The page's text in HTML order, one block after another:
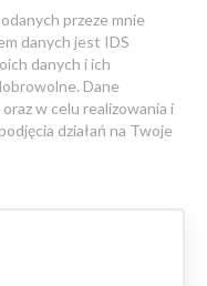
przeze mnie
danych jest IDS
danych i ich
Dane
w celu realizowania i
działań na Twoje